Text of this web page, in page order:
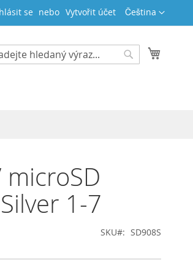
Jazyk
Čeština
se Vytvořit účet
microSD
1-7
SKU SD908S